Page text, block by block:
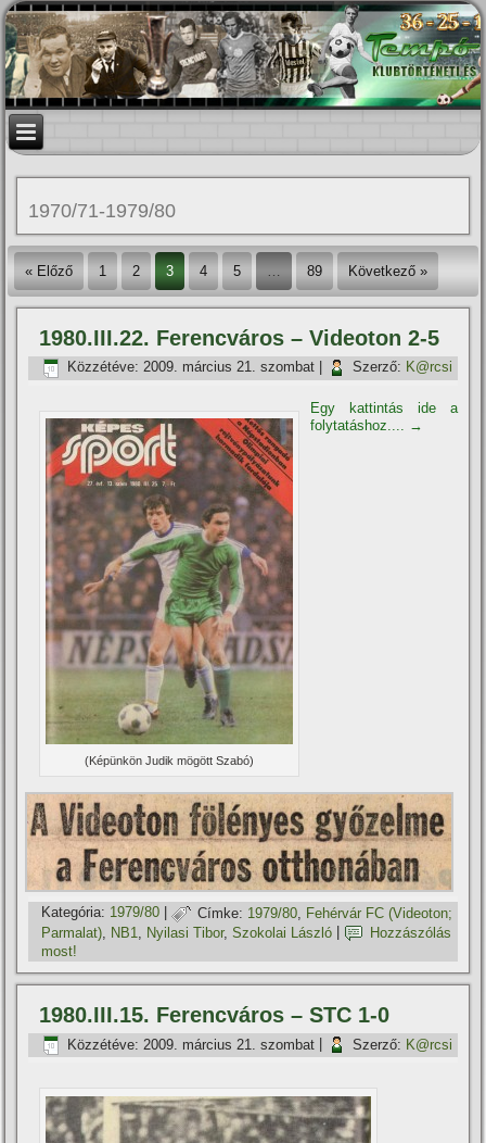
1970/71-1979/80
« Előző 1 2 3 4 5 … 89 Következő »
1980.III.22. Ferencváros – Videoton 2-5
Közzétéve: 2009. március 21. szombat Szerző: K@rcsi
(Képünkön Judik mögött Szabó)
Egy kattintás ide a
folytatáshoz.... →
Kategória: 1979/80 | Címke: 1979/80 Fehérvár FC (Videoton;
Parmalat) NB1 Nyilasi Tibor,Szokolai László
Hozzászólás
most!
1980.III.15. Ferencváros – STC 1-0
Közzétéve: 2009. március 21. szombat Szerző: K@rcsi